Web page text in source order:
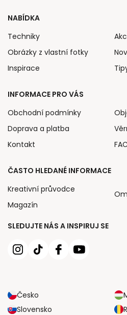
SLEDUJTE NÁS A INSPIRUJ SE
Česko
Slovensko
NABÍDKA
Techniky
Obrázky z vlastní fotky
Inspirace
INFORMACE PRO VÁS
Obchodní podmínky
Doprava a platba
Kontakt
ČASTO HLEDANÉ INFORMACE
Kreativní průvodce
Magazín